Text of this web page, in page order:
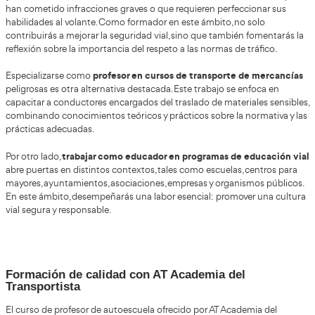
Los requisitos continúan siendo claros y homogéneos
aunque algunascomunidades autónomas han
programas complementariosde orientación laboral y
Para acceder al curso oficial de la Dirección General de
sobre todo alos exámenes para el título,necesitas:
• Título mínimo de ESO o equivalente (válidos también
• Permiso de conducir B, vigente y con dos años de
mínimo.
• Aptitud psicofísica propia de conductores del grupo
acreditada mediante reconocimiento médico.
• Presentación de la solicitud electrónica y pago de la
correspondiente.